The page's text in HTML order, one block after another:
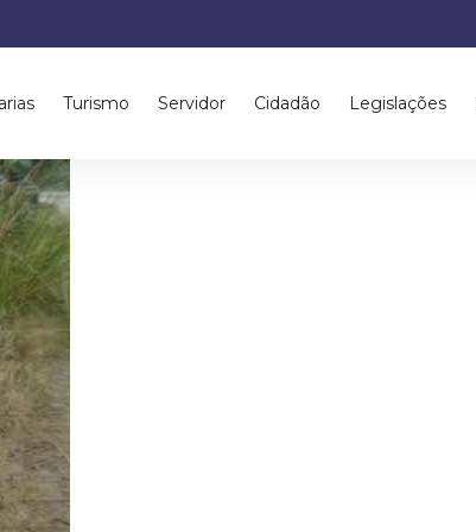
Turismo Servidor Cidadão Legislações